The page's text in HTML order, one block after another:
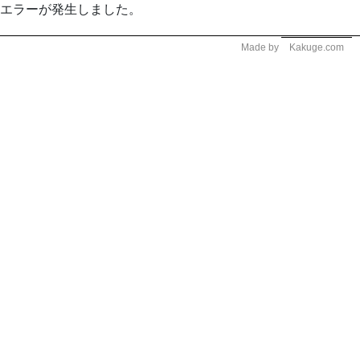
エラーが発生しました。
Made by Kakuge.com